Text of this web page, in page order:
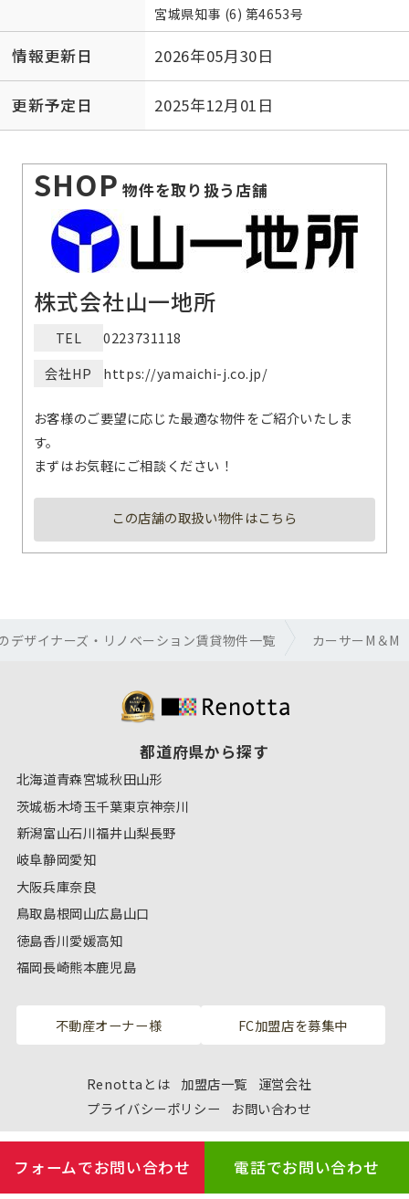
フォームでお問い合わせ 電話でお問い合わせ
宮城県知事 (6) 第4653号
情報更新日 2026年05月30日
更新予定日 2025年12月01日
SHOP 物件を取り扱う店舗
株式会社山一地所
TEL
0223731118
会社HP
https://yamaichi-j.co.jp/
お客様のご要望に応じた最適な物件をご紹介いたしま
す。
まずはお気軽にご相談ください！
この店舗の取扱い物件はこちら
デザイナーズ・リノベーション賃貸物件一覧 カーサーM＆M
都道府県から探す
北海道青森宮城秋田山形
茨城栃木埼玉千葉東京神奈川
新潟富山石川福井山梨長野
岐阜静岡愛知
大阪兵庫奈良
鳥取島根岡山広島山口
徳島香川愛媛高知
福岡長崎熊本鹿児島
不動産オーナー様 FC加盟店を募集中
Renottaとは 加盟店一覧
運営会社
プライバシーポリシー
お問い合わせ